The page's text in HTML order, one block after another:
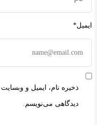
ایمیل*
ذخیره نام، ایمیل و
دیدگاهی می‌نویسم.